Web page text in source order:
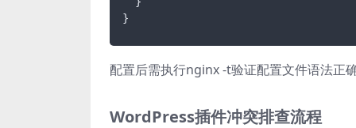
}
配置后需执行nginx -t验证配置文件语法正
WordPress插件冲突排查流程